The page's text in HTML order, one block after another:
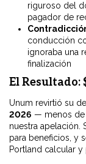
riguroso del
pagador de
conducción
ignoraba una
finalización
El Resultado:
Unum revirtió su
2026 — menos de
nuestra apelación.
para beneficios, y
Portland calcular y